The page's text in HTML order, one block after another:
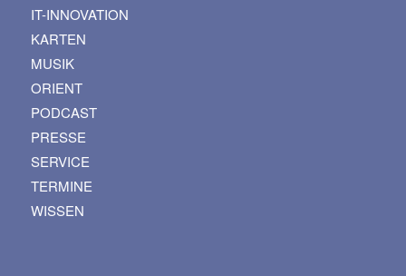
IT-INNOVATION
KARTEN
MUSIK
ORIENT
PODCAST
PRESSE
SERVICE
TERMINE
WISSEN